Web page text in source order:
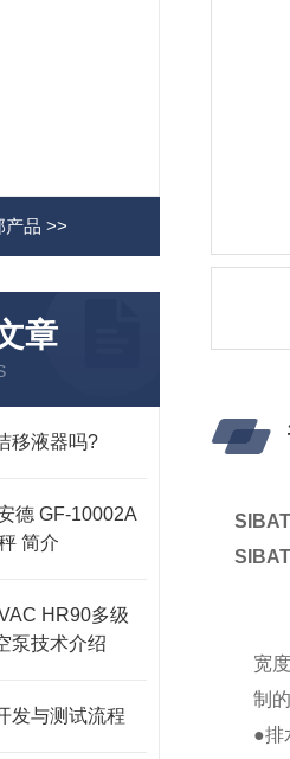
产品 >>
章
移液器吗?
德 GF-10002A
简介
HR90多级
泵技术介绍
发与测试流程
宽
制
●排